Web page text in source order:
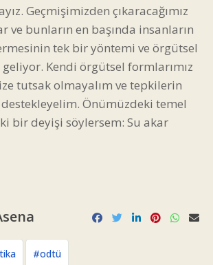
Geçmişimizden çıkaracağımız
ve bunların en başında insanların
tek bir yöntemi ve örgütsel
Kendi örgütsel formlarımız
tutsak olmayalım ve tepkilerin
Önümüzdeki temel
bir deyişi söylersem: Su akar
#odtü